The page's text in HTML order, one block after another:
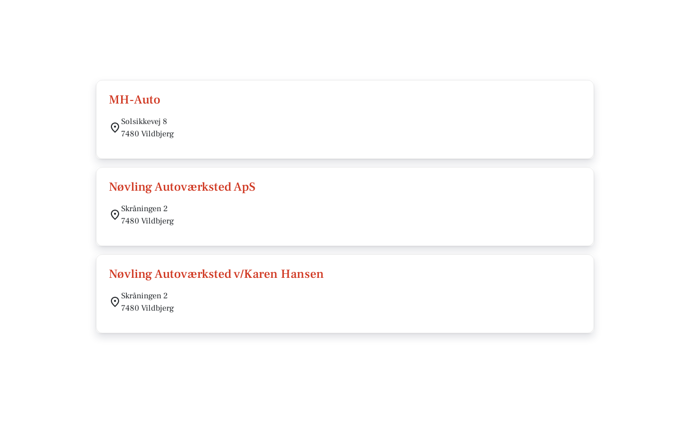
MH-Auto
Solsikkevej 8
7480 Vildbjerg
Nøvling Autoværksted ApS
Skråningen 2
7480 Vildbjerg
Nøvling Autoværksted v/Karen Hansen
Skråningen 2
7480 Vildbjerg